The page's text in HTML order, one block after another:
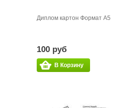
Диплом картон Формат А5
100 руб
В Корзину